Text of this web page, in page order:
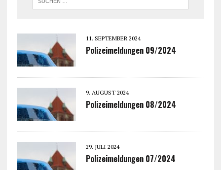
11. SEPTEMBER 2024
Polizeimeldungen 09/2024
9. AUGUST 2024
Polizeimeldungen 08/2024
29. JULI 2024
Polizeimeldungen 07/2024